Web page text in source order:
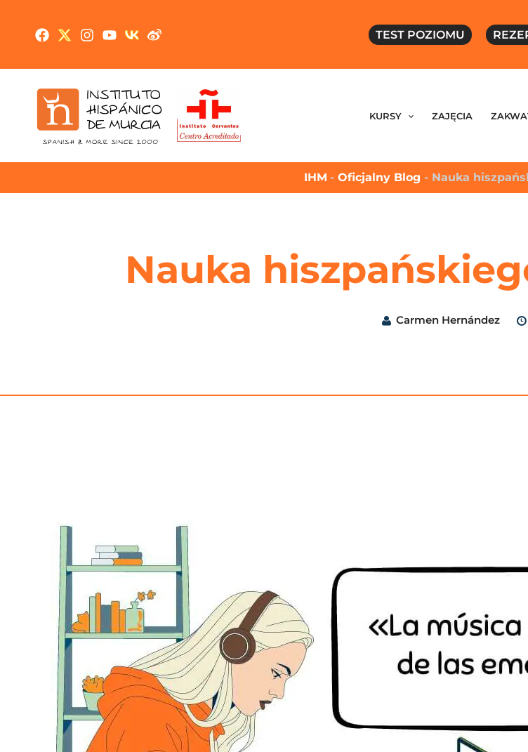
TEST POZIOMU
KURSY ZAJĘCIA
IHM - Oficjalny Blog - Nauka
Nauka
Carmen Hernández